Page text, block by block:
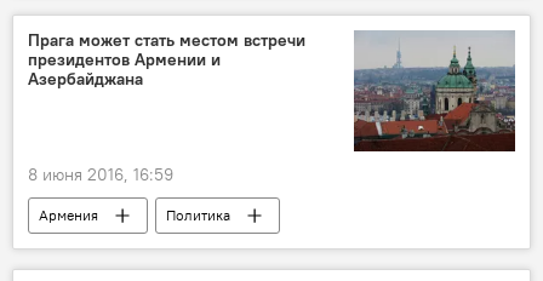
Прага может стать местом встречи
президентов Армении и
Азербайджана
8 июня 2016, 16:59
Армения
Политика
Нагорный Карабах